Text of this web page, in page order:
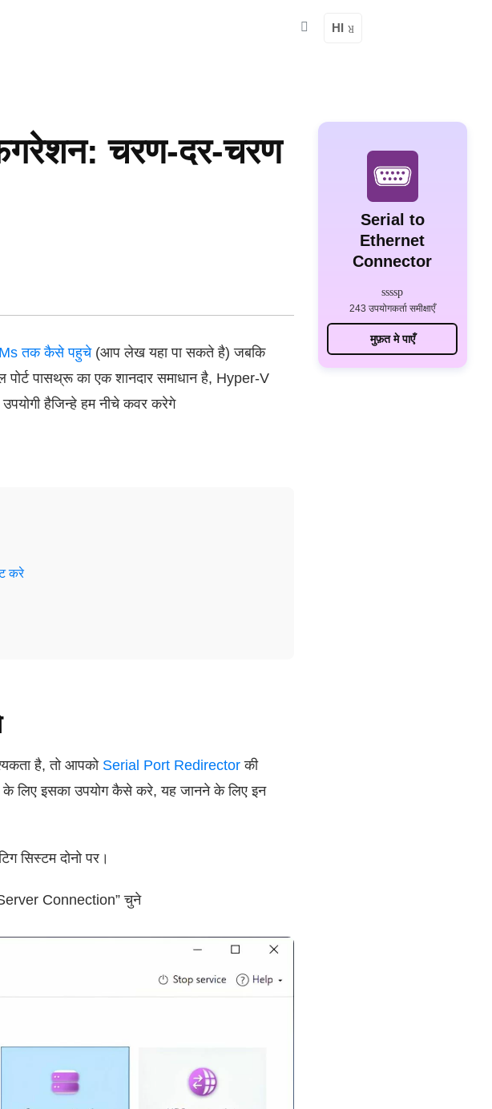
HI
चरण-दर-चरण
तक कैसे पहुचे(आप लेख यहा पा सकते है) जबकि
पासथ्रू का एक शानदार समाधान है, Hyper-V
हैजिन्हे हम नीचे कवर करेगे
करे
है, तो आपको Serial Port Redirector की
लिए इसका उपयोग कैसे करे, यह जानने के लिए इन
सिस्टम दोनो पर।
Connection” चुने
Serial to
Ethernet
Connector
243 उपयोगकर्ता समीक्षाएँ
मुफ़त मे पाएँ